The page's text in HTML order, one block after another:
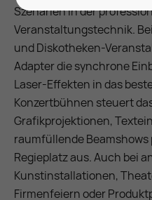
Szenarien in der
Veranstaltungstechnik.
und Diskotheken-
Adapter die synchrone
Laser-Effekten in das
Konzertbühnen steuert
Grafikprojektionen,
raumfüllende Beamshows
Regieplatz aus. Auch bei
Kunstinstallationen,
Firmenfeiern oder